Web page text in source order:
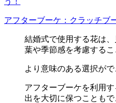
アフターブーケ：クラッチブ
結婚式で使用する花は
葉や季節感を考慮するこ
より意味のある選択がで
アフターブーケを利用
出を大切に保つこともで